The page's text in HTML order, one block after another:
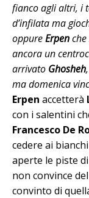
fianco agli altri, i
d’infilata ma
oppureErpen
ancora un
arrivato Ghosheh
ma domenica
Erpen accetterà
con i salentini
Francesco De
cedere ai
aperte le piste di
non convince
convinto di